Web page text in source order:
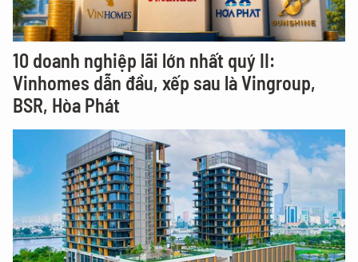
10 doanh nghiệp lãi lớn nhất quý II:
Vinhomes dẫn đầu, xếp sau là Vingroup,
BSR, Hòa Phát